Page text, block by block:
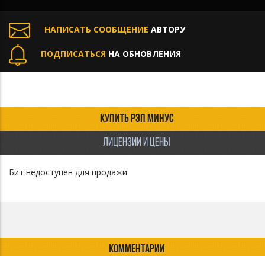
НАПИСАТЬ СООБЩЕНИЕ АВТОРУ
ПОДПИСАТЬСЯ НА ОБНОВЛЕНИЯ
КУПИТЬ РЭП МИНУС
ЛИЦЕНЗИИ И ЦЕНЫ
Бит недоступен для продажи
КОММЕНТАРИИ